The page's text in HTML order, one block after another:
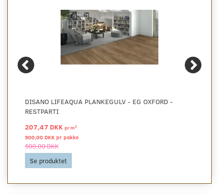
DISANO LIFEAQUA PLANKEGULV - EG OXFORD -
RESTPARTI
207,47 DKK prm2
500,00 DKK pr pakke
500,00 DKK
Se produktet